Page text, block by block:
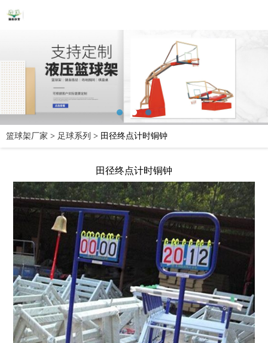
篮球架厂家 > 足球系列 > 田径终点计时铜钟
田径终点计时铜钟